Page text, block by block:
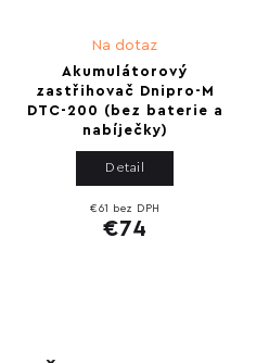
Akumulátorový
zastřihovač Dnipro-M
DTC-200 (bez baterie a
nabíječky)
Na dotaz
€61 bez DPH
€74
Detail